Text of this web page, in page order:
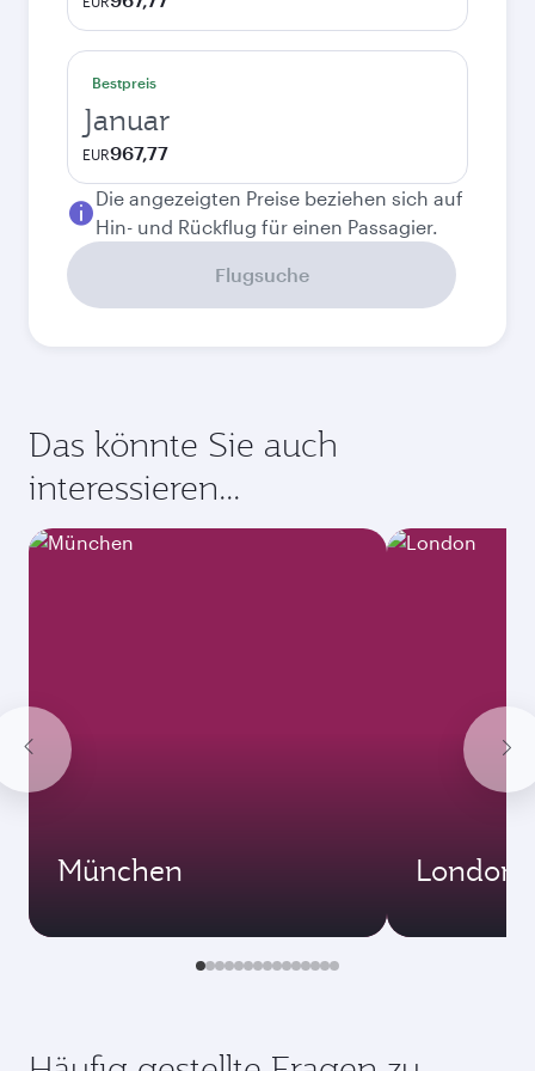
Bestpreis
Januar
EUR967,77
Die angezeigten Preise beziehen sich auf
Hin- und Rückflug für einen Passagier.
Flugsuche
Das könnte Sie auch
interessieren...
München London